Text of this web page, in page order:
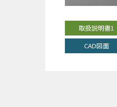
取扱説明書1
CAD図面